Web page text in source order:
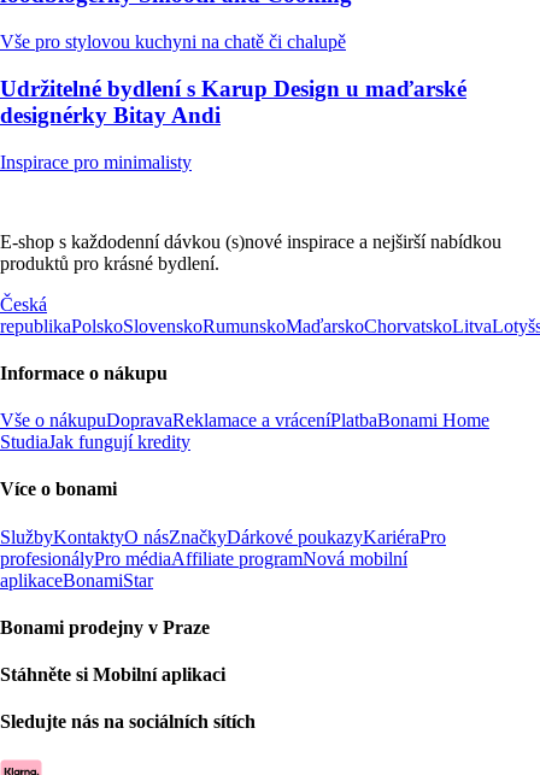
Vše pro stylovou kuchyni na chatě či chalupě
Udržitelné bydlení s Karup Design u maďarské
designérky Bitay Andi
Inspirace pro minimalisty
E-shop s každodenní dávkou (s)nové inspirace a nejširší nabídkou
produktů pro krásné bydlení.
Česká
republikaPolskoSlovenskoRumunskoMaďarskoChorvatskoLitva
Informace o nákupu
Vše o nákupuDopravaReklamace a vráceníPlatbaBonami Home
StudiaJak fungují kredity
Více o bonami
SlužbyKontaktyO násZnačkyDárkové poukazyKariéraPro
profesionályPro médiaAffiliate programNová mobilní
aplikaceBonamiStar
Bonami prodejny v Praze
Stáhněte si Mobilní aplikaci
Sledujte nás na sociálních sítích